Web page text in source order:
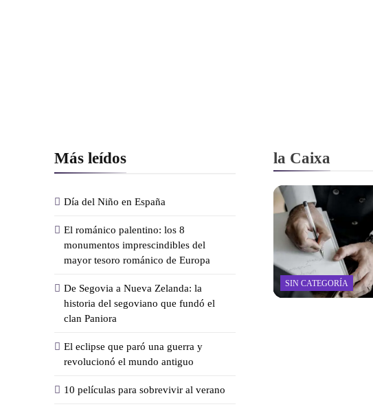
Más leídos
Día del Niño en España
El románico palentino: los 8
monumentos imprescindibles del
mayor tesoro románico de Europa
De Segovia a Nueva Zelanda: la
historia del segoviano que fundó el
clan Paniora
El eclipse que paró una guerra y
revolucionó el mundo antiguo
10 películas para sobrevivir al verano
la Caixa
SIN CATEGORÍA